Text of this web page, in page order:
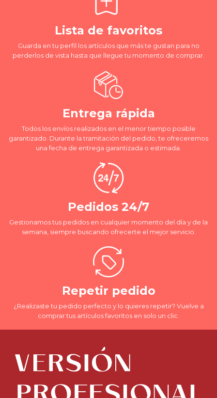
Lista de favoritos
Guarda en tu perfil los artículos que más te gustan para no
perderlos de vista hasta que llegue tu momento de comprar.
Entrega rápida
Todos los envíos realizados en el menor tiempo posible
garantizado. Durante la tramitación del pedido, te ofreceremos
una fecha de entrega garantizada o estimada.
Pedidos 24/7
Gestionamos tus pedidos en cualquier momento del día y de la
semana, siempre buscando ofrecerte el mejor servicio.
Repetir pedido
¿Realizaste tu pedido perfecto y lo quieres repetir? Vuelve a
comprar tus artículos favoritos en solo un clic.